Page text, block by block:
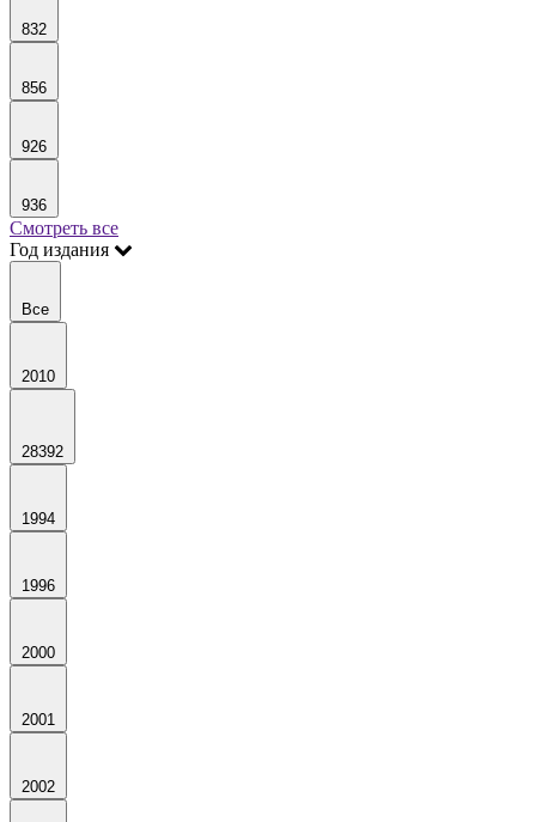
832
856
926
936
Смотреть все
Год издания
Все
2010
28392
1994
1996
2000
2001
2002